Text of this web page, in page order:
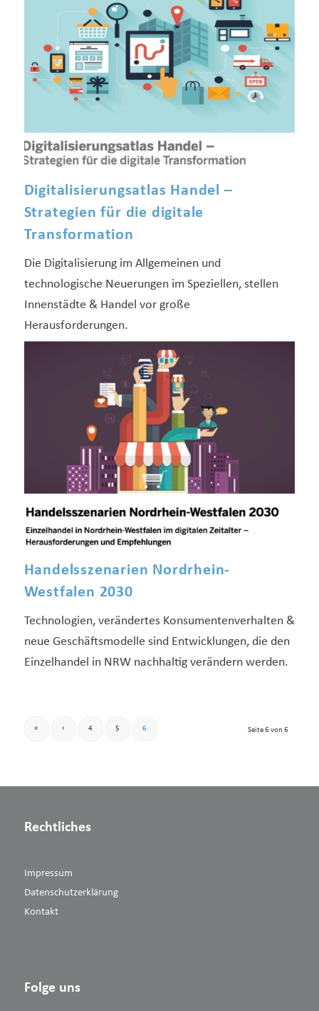
Digitalisierungsatlas Handel –
Strategien für die digitale
Transformation
Die Digitalisierung im Allgemeinen und
technologische Neuerungen im Speziellen, stellen
Innenstädte & Handel vor große
Herausforderungen.
Handelsszenarien Nordrhein-
Westfalen 2030
Technologien, verändertes Konsumentenverhalten &
neue Geschäftsmodelle sind Entwicklungen, die den
Einzelhandel in NRW nachhaltig verändern werden.
Seite 6 von 6
« ‹ 4 5 6
Rechtliches
Impressum
Datenschutzerklärung
Kontakt
Folge uns